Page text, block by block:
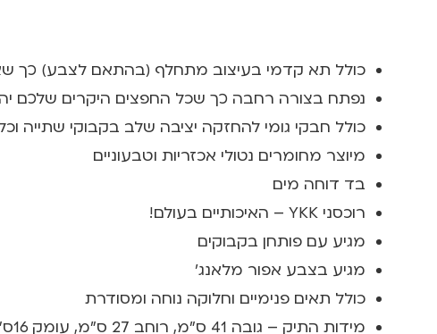
כולל תא קדמי בעיצוב מתחלף (בהתאם לצבע) כך
נפתח בצורה רחבה כך שכל החפצים היקרים שלכם
כולל חבקי גומי להחזקה יציבה שלב בקבוקי שתייה
מיוצר מחומרים נטולי אכזריות וטבעוניים
בד דוחה מים
רוכסני YKK – האיכותיים בעולם!
מגיע עם פותחן בקבוקים
מגיע בצבע אפור מלאנג'
כולל תאים פנימיים וחלוקה נוחה ומסודרת
מידות התיק – גובה 41 ס"מ, רוחב 27 ס"מ, עומק 16ס"מ